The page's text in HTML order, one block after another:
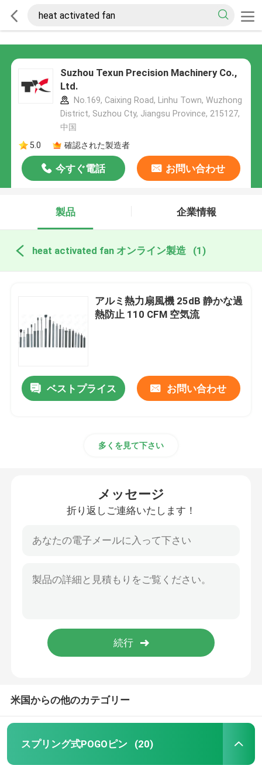
Suzhou Texun Precision Machinery Co.,
Ltd.
No.169, Caixing Road, Linhu Town, Wuzhong
District, Suzhou Cty, Jiangsu Province, 215127,
中国
5.0
確認された製造者
今すぐ電話 お問い合わせ
製品 企業情報
heat activated fan オンライン製造 (1)
アルミ熱力扇風機 25dB 静かな過
熱防止 110 CFM 空気流
ベストプライス お問い合わせ
多くを見て下さい
メッセージ
折り返しご連絡いたします！
米国からの他のカテゴリー
スプリング式POGOピン (20)